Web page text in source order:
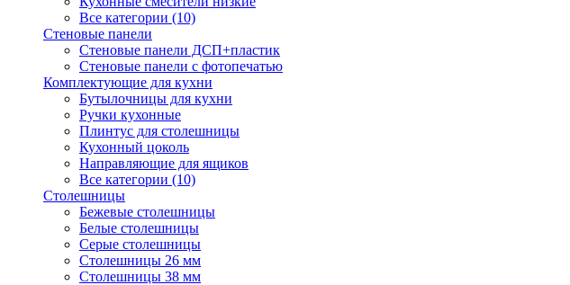
Все категории (10)
Стеновые панели
Стеновые панели ДСП+пластик
Стеновые панели с фотопечатью
Комплектующие для кухни
Бутылочницы для кухни
Ручки кухонные
Плинтус для столешницы
Кухонный цоколь
Направляющие для ящиков
Все категории (10)
Столешницы
Бежевые столешницы
Белые столешницы
Серые столешницы
Столешницы 26 мм
Столешницы 38 мм